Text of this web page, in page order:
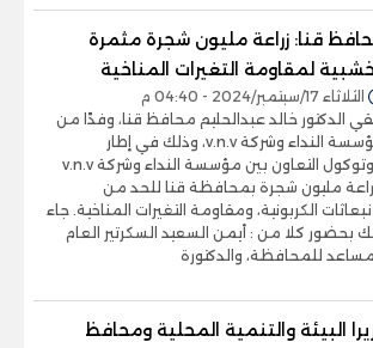
قنا: زراعة مليون شجرة مثمرة
لمقاومة التغيرات المناخية
الثلاثاء 17/سبتمبر/2024 - 04:40 م
الدكتور خالد عبدالحليم محافظ قنا، وفدًا من
مؤسسة النداء وشركة v.n.v، وذلك في إطار
بروتوكول التعاون بين مؤسسة النداء وشركة v.n.v
مليون شجرة بمحافظة قنا للحد من
الكربونية، ومقاومة التغيرات المناخية. جاء
بحضور كلا من : أيمن السعيد السكرتير العام
للمحافظة، والدكتورة
البيئة والتنمية المحلية ومحافظ